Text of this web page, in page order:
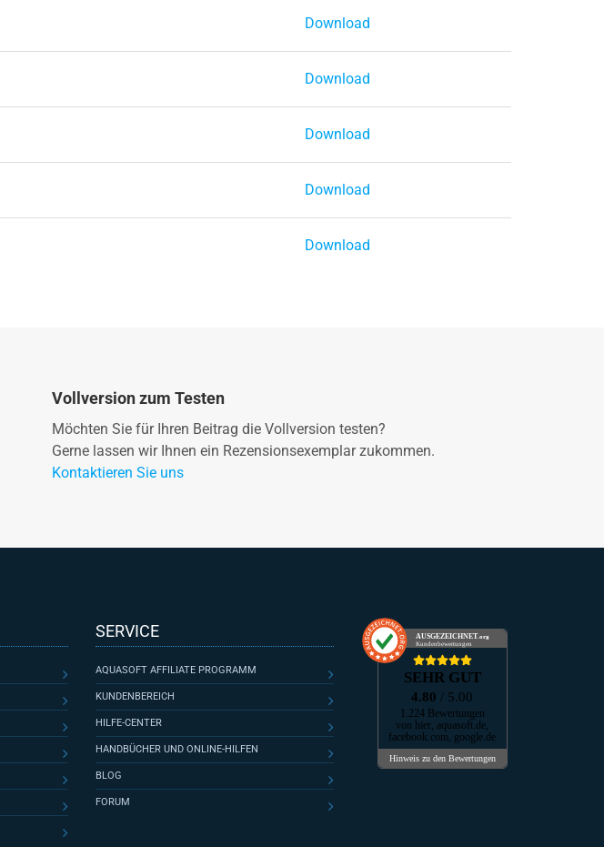
Download
Download
Download
Download
Download
Vollversion zum Testen
Möchten Sie für Ihren Beitrag die Vollversion testen?
Gerne lassen wir Ihnen ein Rezensionsexemplar zukommen.
Kontaktieren Sie uns
SERVICE
AQUASOFT AFFILIATE PROGRAMM
KUNDENBEREICH
HILFE-CENTER
HANDBÜCHER UND ONLINE-HILFEN
BLOG
FORUM
AUSGEZEICHNET.org
Kundenbewertungen
SEHR GUT
4.80 / 5.00
1.224 Bewertungen
von hier, aquasoft.de,
facebook.com, google.de
Hinweis zu den Bewertungen